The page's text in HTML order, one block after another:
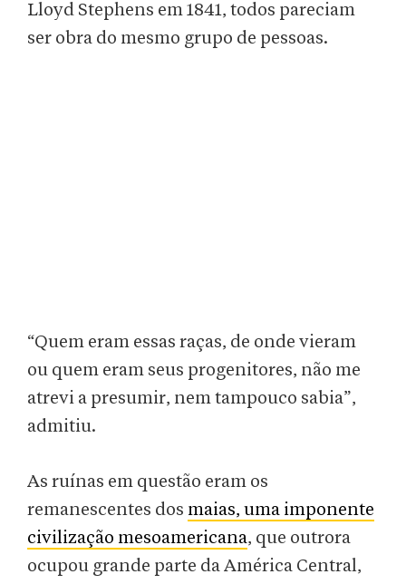
Lloyd Stephens em 1841, todos pareciam
ser obra do mesmo grupo de pessoas.
“Quem eram essas raças, de onde vieram
ou quem eram seus progenitores, não me
atrevi a presumir, nem tampouco sabia”,
admitiu.
As ruínas em questão eram os
remanescentes dos maias, uma imponente
civilização mesoamericana, que outrora
ocupou grande parte da América Central,